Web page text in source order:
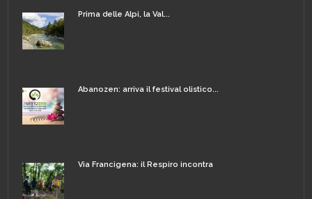
Prima delle Alpi, la Val...
Abanozen: arriva il festival olistico...
Via Francigena: il Respiro incontra